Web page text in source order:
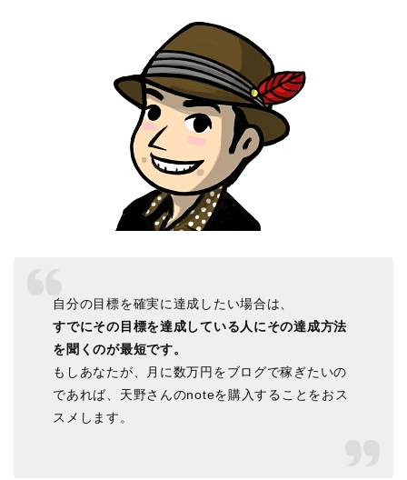
自分の目標を確実に達成したい場合は、
すでにその目標を達成している人にその達成方法
を聞くのが最短です。
もしあなたが、月に数万円をブログで稼ぎたいの
であれば、天野さんのnoteを購入することをおス
スメします。